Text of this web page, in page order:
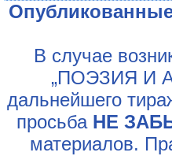
В случае
„ПОЭЗИЯ И
дальнейшего
просьба НЕ
материалов.